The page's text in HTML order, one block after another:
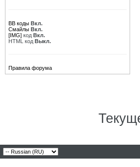
BB коды Вкл.
Смайлы Вкл.
[IMG] код Вкл.
HTML код Выкл.
Правила форума